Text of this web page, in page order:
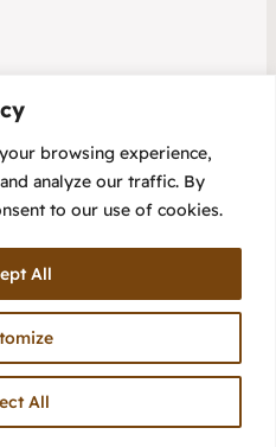
browsing experience,
analyze our traffic. By
to our use of cookies.
All
All
funding from the
Europe research
under Grant
Project